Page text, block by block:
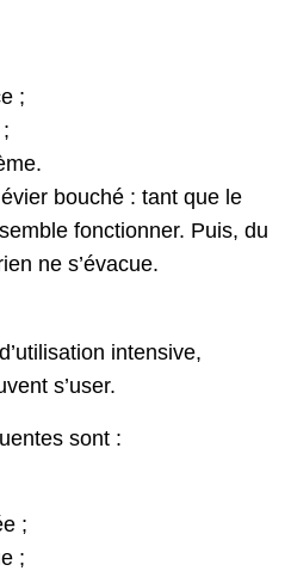
;
bouché : tant que le
fonctionner. Puis, du
ne s’évacue.
intensive,
s’user.
sont :
;
;